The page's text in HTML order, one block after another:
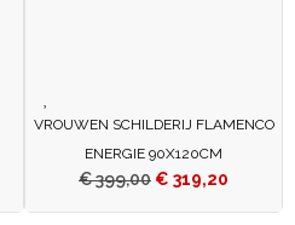
VROUWEN SCHILDERIJ FLAMENCO
ENERGIE 90X120CM
€399,00 € 319,20